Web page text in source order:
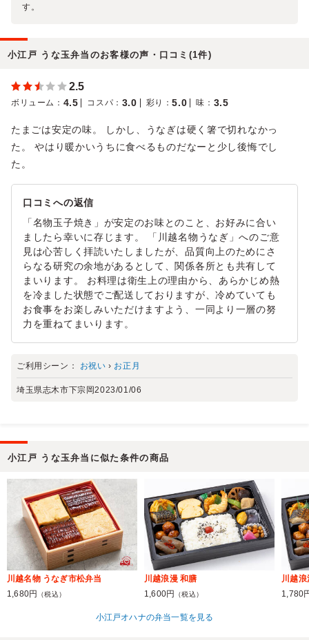
す。
小江戸 うな玉弁当のお客様の声・口コミ(1件)
2.5
ボリューム ： 4.5 コスパ ： 3.0 彩り ：5.0 味 ： 3.5
たまごは安定の味。 しかし、うなぎは硬く箸で切れなかっ
た。 やはり暖かいうちに食べるものだなーと少し後悔でし
た。
口コミへの返信
「名物玉子焼き」が安定のお味とのこと、お好みに合い
ましたら幸いに存じます。 「川越名物うなぎ」へのご意
見は心苦しく拝読いたしましたが、品質向上のためにさ
らなる研究の余地があるとして、関係各所とも共有して
まいります。 お料理は衛生上の理由から、あらかじめ熱
を冷ました状態でご配送しておりますが、冷めていても
お食事をお楽しみいただけますよう、一同より一層の努
力を重ねてまいります。
ご利用シーン： お祝い › お正月
埼玉県志木市下宗岡2023/01/06
小江戸 うな玉弁当に似た条件の商品
川越名物 うなぎ市松弁当
1,680円
（税込）
川越浪漫 和膳
1,600円
（税込）
川越浪
1,780
小江戸オハナの弁当一覧を見る